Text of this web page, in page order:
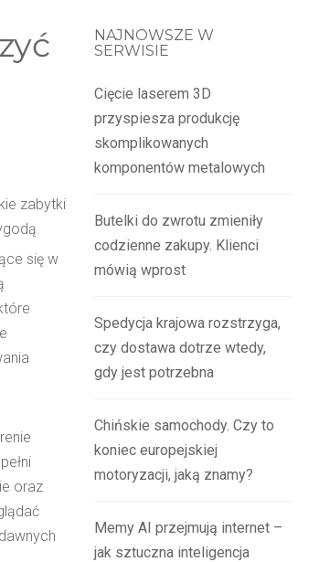
zabytki
się w
oraz
NAJNOWSZE W
SERWISIE
Cięcie laserem 3D
przyspiesza produkcję
skomplikowanych
komponentów metalowych
Butelki do zwrotu zmieniły
codzienne zakupy. Klienci
mówią wprost
Spedycja krajowa rozstrzyga,
czy dostawa dotrze wtedy,
gdy jest potrzebna
Chińskie samochody. Czy to
koniec europejskiej
motoryzacji, jaką znamy?
Memy AI przejmują internet –
jak sztuczna inteligencja